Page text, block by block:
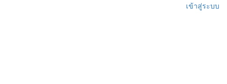
เข้าสู่ระบบ